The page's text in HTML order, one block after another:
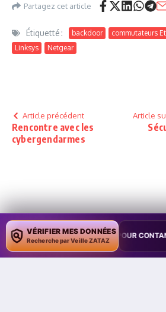
Partagez cet article
Étiquetté : backdoor commutateurs
Linksys
Netgear
Article précédent
Rencontre avec les
cybergendarmes
Article
Damien Bancal
Damien Bancal, expert
Damien Bancal est une
VÉRIFIER MES DONNÉES
Recherche par Veille ZATAZ
COPILOT POUR CONTAMINER DES